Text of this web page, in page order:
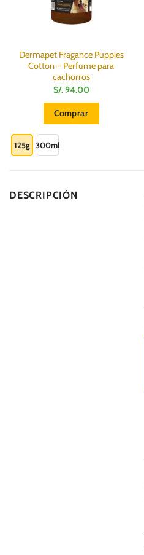
Dermapet Fragance Puppies
Cotton – Perfume para
cachorros
S/.94.00
Comprar
Las
125g 300ml
DESCRIPCIÓN